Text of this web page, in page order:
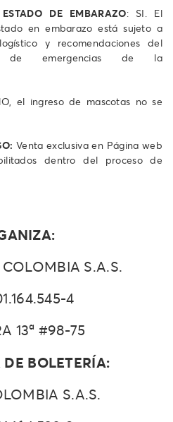
DE EMBARAZO: SI. El
en embarazo está sujeto a
y recomendaciones del
de emergencias de la
el ingreso de mascotas no se
Venta exclusiva en Página web
dentro del proceso de
S.A.S.
4
13ª #98-75
DE BOLETERÍA:
S.A.S.